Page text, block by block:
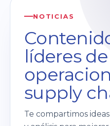
NOTICIAS
líderes
supply
Te compartimos